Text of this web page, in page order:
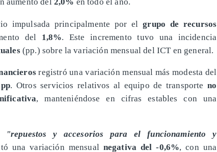
impulsada principalmente por elgrupo de recursos
del 1,8%. Este incremento tuvo una incidencia
(pp.) sobre la variación mensual del ICT en general.
registró una variación mensual más modesta del
. Otros servicios relativos al equipo de transporte no
, manteniéndose en cifras estables con una
"repuestos y accesorios para el funcionamiento y
una variación mensual negativa del -0,6%, con una